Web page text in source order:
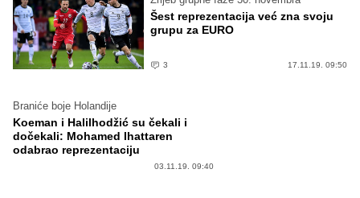
Šest reprezentacija već zna svoju
grupu za EURO
3 17.11.19. 09:50
Braniće boje Holandije
Koeman i Halilhodžić su čekali i
dočekali: Mohamed Ihattaren
odabrao reprezentaciju
03.11.19. 09:40